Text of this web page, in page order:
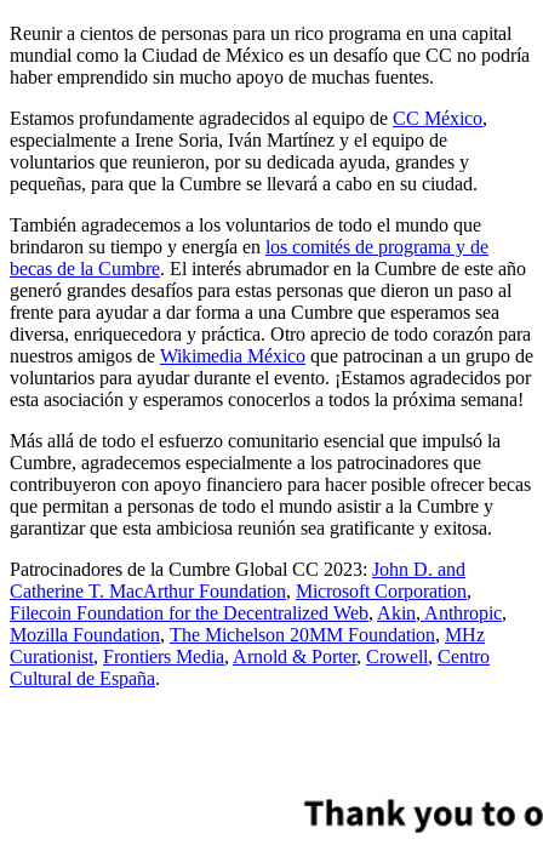
Reunir a cientos de personas para un rico programa en una capital
mundial como la Ciudad de México es un desafío que CC no podría
haber emprendido sin mucho apoyo de muchas fuentes.
Estamos profundamente agradecidos al equipo de CC México,
especialmente a Irene Soria, Iván Martínez y el equipo de
voluntarios que reunieron, por su dedicada ayuda, grandes y
pequeñas, para que la Cumbre se llevará a cabo en su ciudad.
También agradecemos a los voluntarios de todo el mundo que
brindaron su tiempo y energía en los comités de programa y de
becas de la Cumbre. El interés abrumador en la Cumbre de este año
generó grandes desafíos para estas personas que dieron un paso al
frente para ayudar a dar forma a una Cumbre que esperamos sea
diversa, enriquecedora y práctica. Otro aprecio de todo corazón para
nuestros amigos de Wikimedia México que patrocinan a un grupo de
voluntarios para ayudar durante el evento. ¡Estamos agradecidos por
esta asociación y esperamos conocerlos a todos la próxima semana!
Más allá de todo el esfuerzo comunitario esencial que impulsó la
Cumbre, agradecemos especialmente a los patrocinadores que
contribuyeron con apoyo financiero para hacer posible ofrecer becas
que permitan a personas de todo el mundo asistir a la Cumbre y
garantizar que esta ambiciosa reunión sea gratificante y exitosa.
Patrocinadores de la Cumbre Global CC 2023: John D. and
Catherine T. MacArthur Foundation, Microsoft Corporation,
Filecoin Foundation for the Decentralized Web, Akin, Anthropic,
Mozilla Foundation, The Michelson 20MM Foundation, MHz
Curationist, Frontiers Media, Arnold & Porter, Crowell, Centro
Cultural de España.